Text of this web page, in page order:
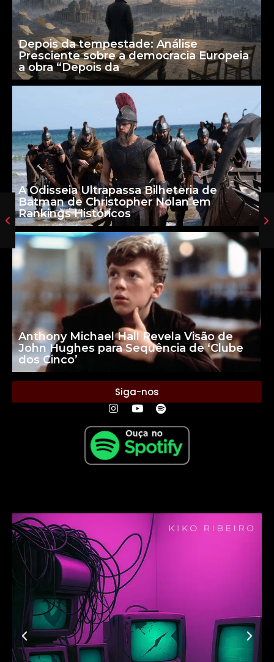
Depois da tempestade: Análise
Presciente sobre a democracia Europeia
a obra “Depois da
A Odisseia Ultrapassa Bilheteria de
Batman de Christopher Nolan em
Rankings Históricos
Anthony Michael Hall Revela Visão de
John Hughes para Sequência de ‘Clube
dos Cinco’
Siga-nos